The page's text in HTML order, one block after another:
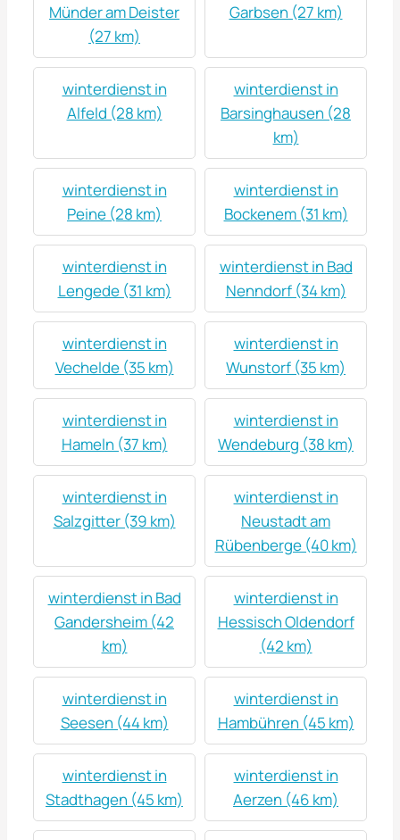
Münder am Deister
(27 km)
Garbsen (27 km)
winterdienst in
Alfeld (28 km)
winterdienst in
Barsinghausen (28
km)
winterdienst in
Peine (28 km)
winterdienst in
Bockenem (31 km)
winterdienst in
Lengede (31 km)
winterdienst in Bad
Nenndorf (34 km)
winterdienst in
Vechelde (35 km)
winterdienst in
Wunstorf (35 km)
winterdienst in
Hameln (37 km)
winterdienst in
Wendeburg (38 km)
winterdienst in
Salzgitter (39 km)
winterdienst in
Neustadt am
Rübenberge (40 km)
winterdienst in Bad
Gandersheim (42
km)
winterdienst in
Hessisch Oldendorf
(42 km)
winterdienst in
Seesen (44 km)
winterdienst in
Hambühren (45 km)
winterdienst in
Stadthagen (45 km)
winterdienst in
Aerzen (46 km)